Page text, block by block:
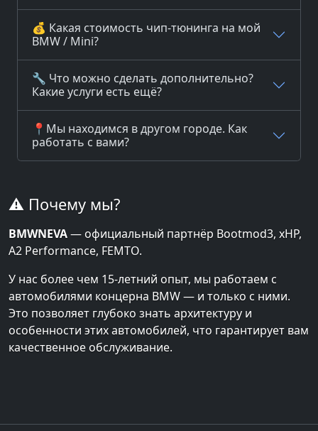
💰 Какая стоимость чип-тюнинга на мой
BMW / Mini?
🔧 Что можно сделать дополнительно?
Какие услуги есть ещё?
📍Мы находимся в другом городе. Как
работать с вами?
⚠️ Почему мы?
BMWNEVA— официальный партнёр Bootmod3, xHP,
A2 Performance, FEMTO.
У нас более чем 15-летний опыт, мы работаем с
автомобилями концерна BMW — и только с ними.
Это позволяет глубоко знать архитектуру и
особенности этих автомобилей, что гарантирует вам
качественное обслуживание.